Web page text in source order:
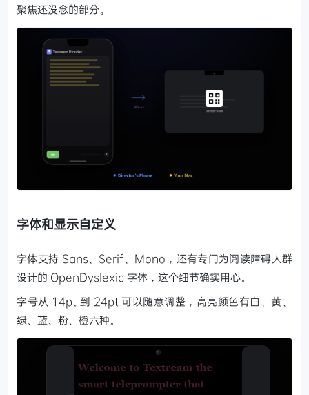
聚焦还没念的部分。
字体和显示自定义
字体支持 Sans、Serif、Mono，还有专门为阅读障碍人群
设计的 OpenDyslexic 字体，这个细节确实用心。
字号从 14pt 到 24pt 可以随意调整，高亮颜色有白、黄、
绿、蓝、粉、橙六种。